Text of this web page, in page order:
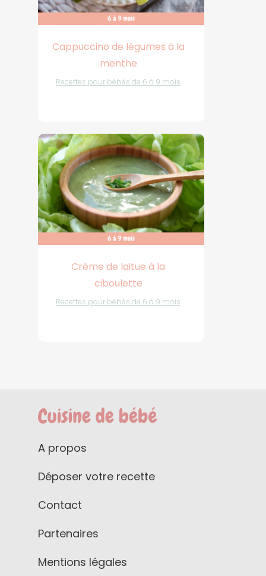
Cappuccino de légumes à la
menthe
Recettes pour bébés de 6 à 9 mois
Crème de laitue à la
ciboulette
Recettes pour bébés de 6 à 9 mois
A propos
Déposer votre recette
Contact
Partenaires
Mentions légales